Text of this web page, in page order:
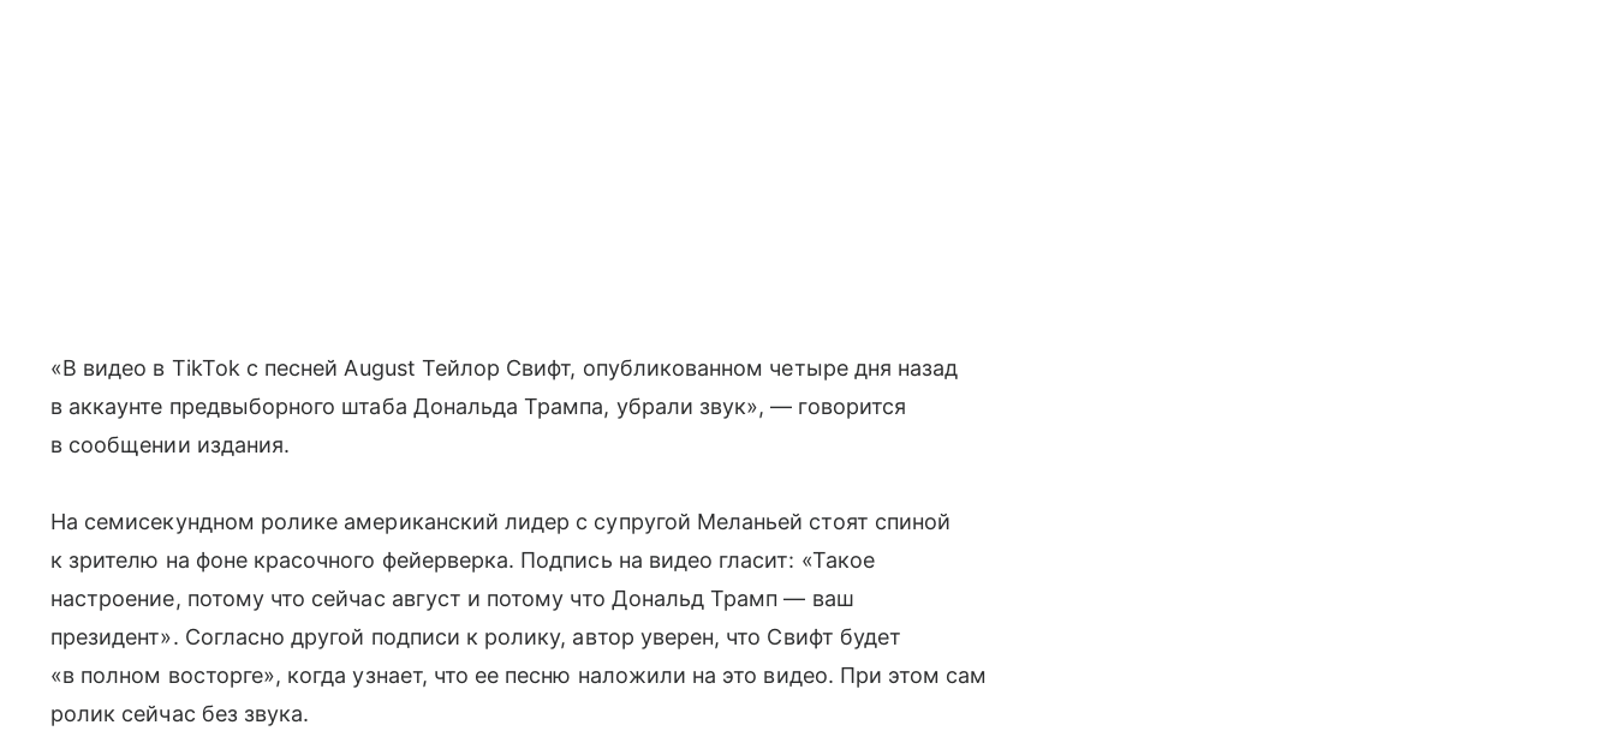
«В видео в TikTok с песней August Тейлор Свифт, опубликованном четыре дня назад
в аккаунте предвыборного штаба Дональда Трампа, убрали звук», — говорится
в сообщении издания.
На семисекундном ролике американский лидер с супругой Меланьей стоят спиной
к зрителю на фоне красочного фейерверка. Подпись на видео гласит: «Такое
настроение, потому что сейчас август и потому что Дональд Трамп — ваш
президент». Согласно другой подписи к ролику, автор уверен, что Свифт будет
«в полном восторге», когда узнает, что ее песню наложили на это видео. При этом сам
ролик сейчас без звука.